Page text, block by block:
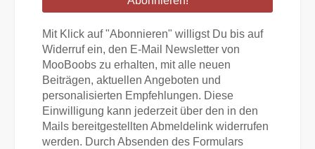
Mit Klick auf "Abonnieren" willigst Du bis auf
Widerruf ein, den E-Mail Newsletter von
MooBoobs zu erhalten, mit alle neuen
Beiträgen, aktuellen Angeboten und
personalisierten Empfehlungen. Diese
Einwilligung kann jederzeit über den in den
Mails bereitgestellten Abmeldelink widerrufen
werden. Durch Absenden des Formulars